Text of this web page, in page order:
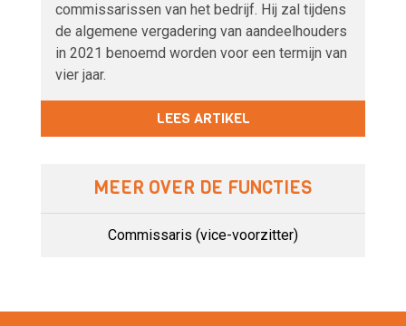
commissarissen van het bedrijf. Hij zal tijdens
de algemene vergadering van aandeelhouders
in 2021 benoemd worden voor een termijn van
vier jaar.
LEES ARTIKEL
MEER OVER DE FUNCTIES
Commissaris (vice-voorzitter)